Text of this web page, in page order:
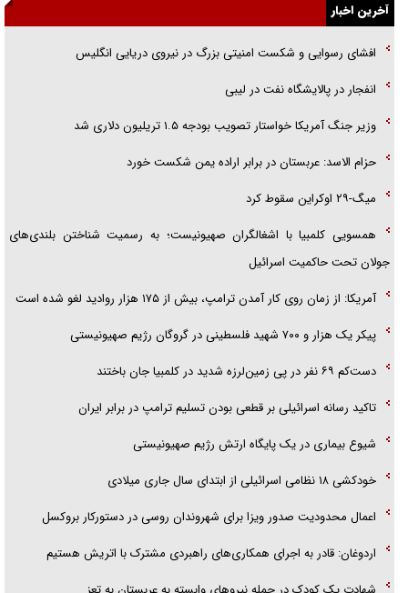
راننده مست به قانون می‌خندد
همه آقای دوربینی شده‌ایم!
قصه ناتمام سرویس مدارس
آخرین اخبار
افشای رسوایی و شکست امنیتی بزرگ در نیروی دریایی انگلیس
انفجار در پالایشگاه نفت در لیبی
وزیر جنگ آمریکا خواستار تصویب بودجه ۱.۵ تریلیون دلاری شد
حزام الاسد: عربستان در برابر اراده یمن شکست خورد
میگ-۲۹ اوکراین سقوط کرد
همسویی کلمبیا با اشغالگران صهیونیست؛ به رسمیت شناختن بلندی‌های
جولان تحت حاکمیت اسرائیل
آمریکا: از زمان روی کار آمدن ترامپ، بیش از ۱۷۵ هزار روادید لغو شده است
پیکر یک هزار و ۷۰۰ شهید فلسطینی در گروگان رژیم صهیونیستی
دست‌کم ۶۹ نفر در پی زمین‌لرزه شدید در کلمبیا جان باختند
تاکید رسانه اسرائیلی بر قطعی بودن تسلیم ترامپ در برابر ایران
شیوع بیماری در یک پایگاه ارتش رژیم صهیونیستی
خودکشی ۱۸ نظامی اسرائیلی از ابتدای سال جاری میلادی
اعمال محدودیت صدور ویزا برای شهروندان روسی در دستورکار بروکسل
اردوغان: قادر به اجرای همکاری‌های راهبردی مشترک با اتریش هستیم